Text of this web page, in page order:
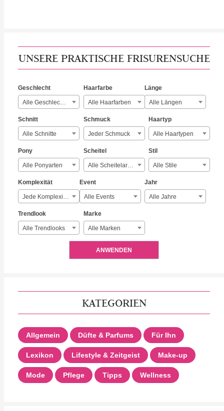
UNSERE PRAKTISCHE FRISURENSUCHE
Geschlecht
Alle Geschlechter
Haarfarbe
Alle Haarfarben
Länge
Alle Längen
Schnitt
Alle Schnitte
Schmuck
Jeder Schmuck
Haartyp
Alle Haartypen
Pony
Alle Ponyarten
Scheitel
Alle Scheitelarten
Stil
Alle Stile
Komplexität
Jede Komplexität
Event
Alle Events
Jahr
Alle Jahre
Trendlook
Alle Trendlooks
Marke
Alle Marken
ANWENDEN
KATEGORIEN
Allgemein Düfte & Parfums Für Ihn
Lexikon Lifestyle & Zeitgeist Make-up
Mode Pflege Tipps Wellness